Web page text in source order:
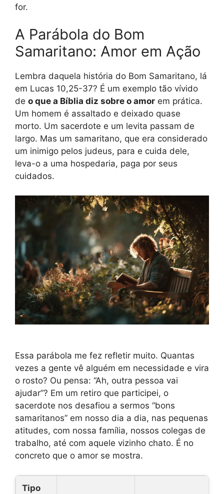
for.
A Parábola do Bom
Samaritano: Amor em Ação
Lembra daquela história do Bom Samaritano, lá
em Lucas 10,25-37? É um exemplo tão vívido
de o que a Bíblia diz sobre o amor em prática.
Um homem é assaltado e deixado quase
morto. Um sacerdote e um levita passam de
largo. Mas um samaritano, que era considerado
um inimigo pelos judeus, para e cuida dele,
leva-o a uma hospedaria, paga por seus
cuidados.
Essa parábola me fez refletir muito. Quantas
vezes a gente vê alguém em necessidade e vira
o rosto? Ou pensa: “Ah, outra pessoa vai
ajudar”? Em um retiro que participei, o
sacerdote nos desafiou a sermos “bons
samaritanos” em nosso dia a dia, nas pequenas
atitudes, com nossa família, nossos colegas de
trabalho, até com aquele vizinho chato. É no
concreto que o amor se mostra.
Tipo